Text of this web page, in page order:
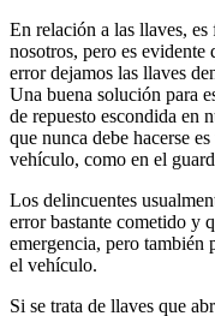
En relación a las llaves,
nosotros, pero es evidente
error dejamos las llaves
Una buena solución para
de repuesto escondida en
que nunca debe hacerse
vehículo, como en el
Los delincuentes
error bastante cometido y
emergencia, pero también
el vehículo.
Si se trata de llaves que